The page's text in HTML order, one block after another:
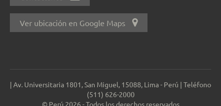
Ver ubicación en Google Maps
| Av. Universitaria 1801, San Miguel, 15088, Lima - Perú | Teléfono
(511) 626-2000
© Perú 2026 - Todos los derechos reservados